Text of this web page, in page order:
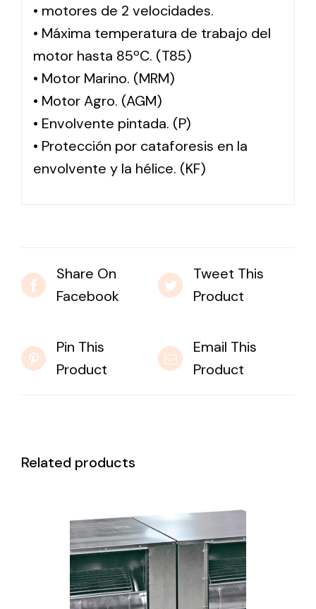
• motores de 2 velocidades.
• Máxima temperatura de trabajo del
motor hasta 85ºC. (T85)
• Motor Marino. (MRM)
• Motor Agro. (AGM)
• Envolvente pintada. (P)
• Protección por cataforesis en la
envolvente y la hélice. (KF)
Share On
Facebook
Tweet This
Product
Pin This
Product
Email This
Product
Related products
DETAILS